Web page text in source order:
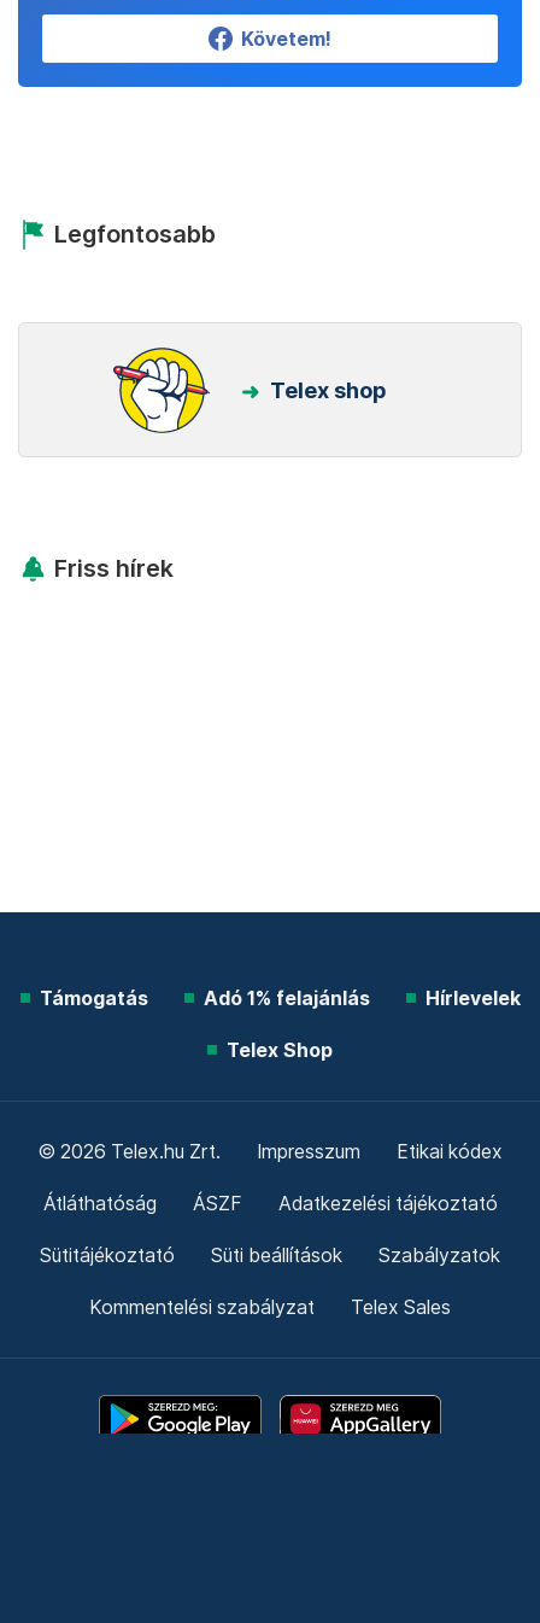
Követem!
Legfontosabb
Telex shop
Friss hírek
Támogatás Adó 1% felajánlás Hírlevelek
Telex Shop
© 2026 Telex.hu Zrt. Impresszum Etikai kódex
Átláthatóság ÁSZF Adatkezelési tájékoztató
Sütitájékoztató Süti beállítások Szabályzatok
Kommentelési szabályzat Telex Sales